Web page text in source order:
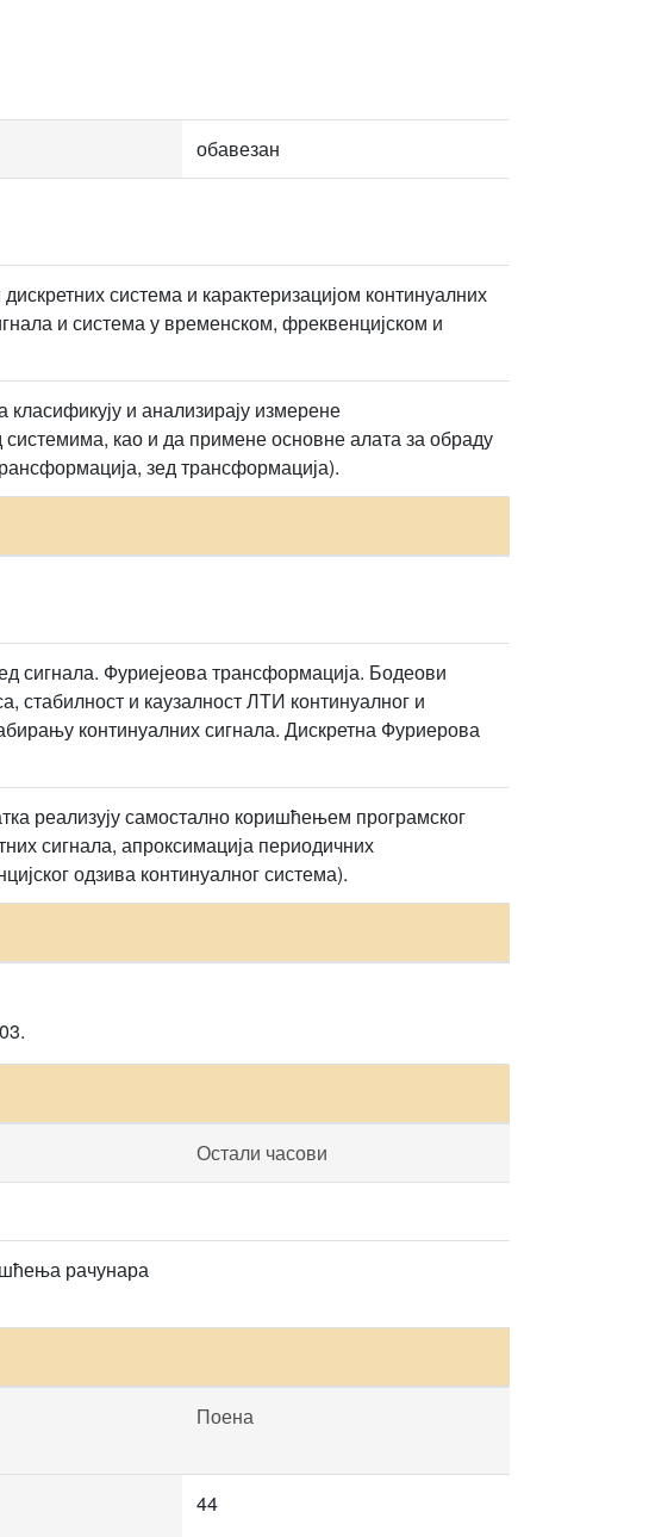
обавезан
система и карактеризацијом континуалних
и система у временском, фреквенцијском и
и анализирају измерене
као и да примене основне алата за обраду
зед трансформација).
сигнала. Фуриејеова трансформација. Бодеови
стабилност и каузалност ЛТИ континуалног и
континуалних сигнала. Дискретна Фуриерова
реализују самостално коришћењем програмског
сигнала, апроксимација периодичних
одзива континуалног система).
Остали часови
рачунара
Поена
44